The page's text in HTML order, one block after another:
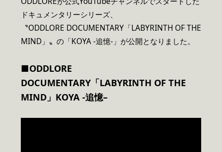
ドキュメンタリーシリーズ、
〝ODDLORE DOCUMENTARY「LABYRINTH OF THE
MIND」〟の「KOYA -追憶-」が公開となりました。
■ODDLORE
DOCUMENTARY「LABYRINTH OF THE
MIND」KOYA -追憶–